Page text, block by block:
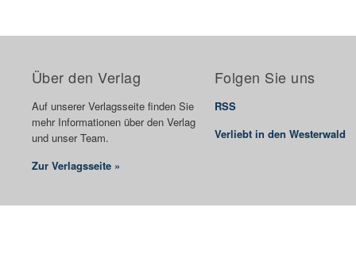
Über den Verlag
Auf unserer Verlagsseite finden Sie
mehr Informationen über den Verlag
und unser Team.
Zur Verlagsseite »
Folgen Sie uns
RSS
Verliebt in den Westerwald